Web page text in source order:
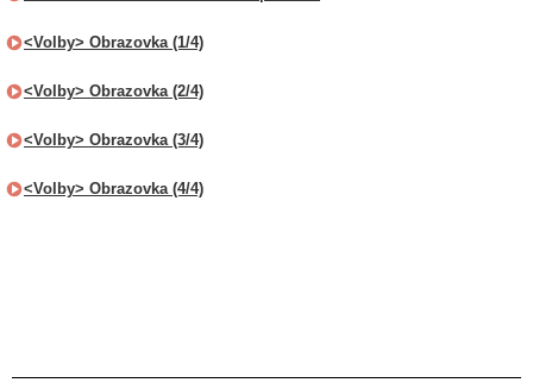
<Volby> Obrazovka (1/4)
<Volby> Obrazovka (2/4)
<Volby> Obrazovka (3/4)
<Volby> Obrazovka (4/4)